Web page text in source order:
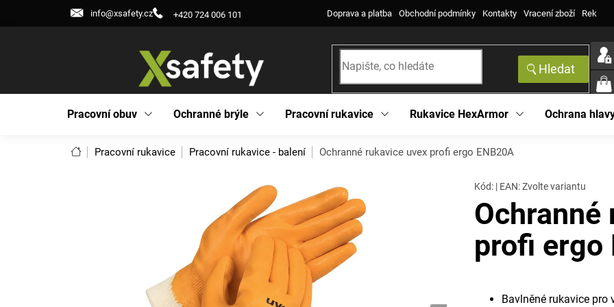
+420 724 006 101
info@xsafety.cz Doprava a platba Obchodní podmínky Kontakty Vracení zboží
Hledat
KOŠÍK
Pracovní obuv Ochranné brýle Pracovní rukavice Rukavice HexArmor Ochrana
DomůPracovní rukavice Pracovní rukavice - balení Ochranné rukavice uvex profi ergo ENB20A
Ochranné
profi ergo
Kód: | EAN:Zvolte variantu
Bavlněné rukavice pro